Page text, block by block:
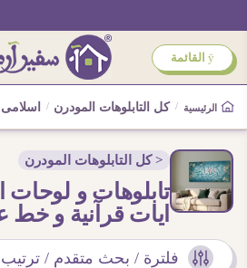
ÿ القائمة
الرئيسية / كل التابلوهات المودرن /
< كل التابلوهات المودرن
تابلوهات و لوحات
ايات قرآنية و خط
فلترة / بحث متقدم / ترتيب